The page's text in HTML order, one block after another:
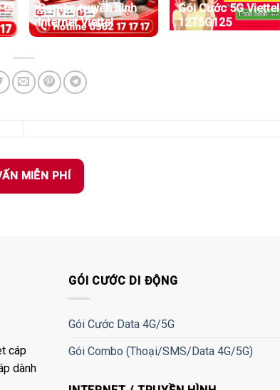
Combo truyền hình
internet Viettel
Gói Cước 5G Viettel
12T5G125
MIỄN PHÍ
cáp
dành
GÓI CƯỚC DI ĐỘNG
Gói Cước Data 4G/5G
Gói Combo (Thoại/SMS/Data 4G/5G)